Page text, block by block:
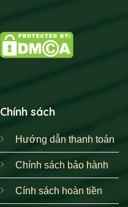
Chính sách
Hướng dẫn thanh toán
Chính sách bảo hành
Cính sách hoàn tiền